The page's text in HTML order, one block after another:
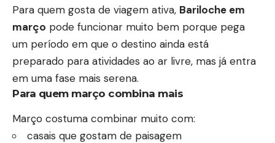
Para quem gosta de viagem ativa, Bariloche em
março pode funcionar muito bem porque pega
um período em que o destino ainda está
preparado para atividades ao ar livre, mas já entra
em uma fase mais serena.
Para quem março combina mais
Março costuma combinar muito com:
casais que gostam de paisagem